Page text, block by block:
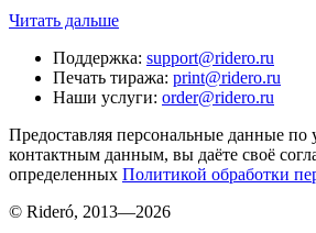
Читать дальше
Поддержка: support@ridero.ru
Печать тиража: print@ridero.ru
Наши услуги: order@ridero.ru
Предоставляя персональные данные по
контактным данным, вы даёте своё
определенных Политикой обработки
© Rideró, 2013—2026